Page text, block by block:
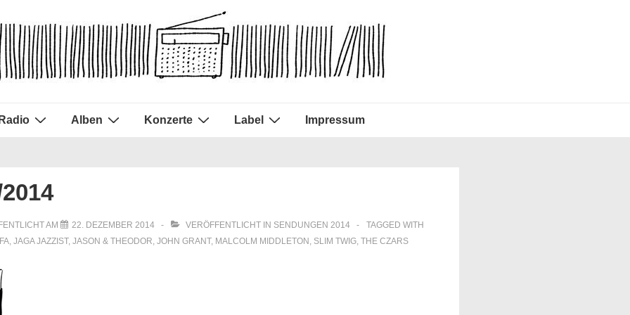
Radio Alben Konzerte Label Impressum
AM 22. DEZEMBER 2014 VERÖFFENTLICHT IN SENDUNGEN 2014
TAGGED WITH
,JAGA JAZZIST,JASON & THEODOR,JOHN GRANT, MALCOLM MIDDLETON , SLIM TWIG,THE CZARS